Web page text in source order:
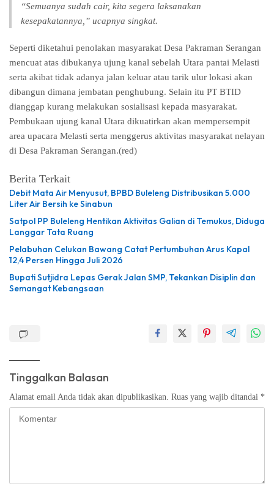
“Semuanya sudah cair, kita segera laksanakan
kesepakatannya,” ucapnya singkat.
Seperti diketahui penolakan masyarakat Desa Pakraman Serangan
mencuat atas dibukanya ujung kanal sebelah Utara pantai Melasti
serta akibat tidak adanya jalan keluar atau tarik ulur lokasi akan
dibangun dimana jembatan penghubung. Selain itu PT BTID
dianggap kurang melakukan sosialisasi kepada masyarakat.
Pembukaan ujung kanal Utara dikuatirkan akan mempersempit
area upacara Melasti serta menggerus aktivitas masyarakat nelayan
di Desa Pakraman Serangan.(red)
Berita Terkait
Debit Mata Air Menyusut, BPBD Buleleng Distribusikan 5.000
Liter Air Bersih ke Sinabun
Satpol PP Buleleng Hentikan Aktivitas Galian di Temukus, Diduga
Langgar Tata Ruang
Pelabuhan Celukan Bawang Catat Pertumbuhan Arus Kapal
12,4 Persen Hingga Juli 2026
Bupati Sutjidra Lepas Gerak Jalan SMP, Tekankan Disiplin dan
Semangat Kebangsaan
Tinggalkan Balasan
Alamat email Anda tidak akan dipublikasikan. Ruas yang wajib ditandai *